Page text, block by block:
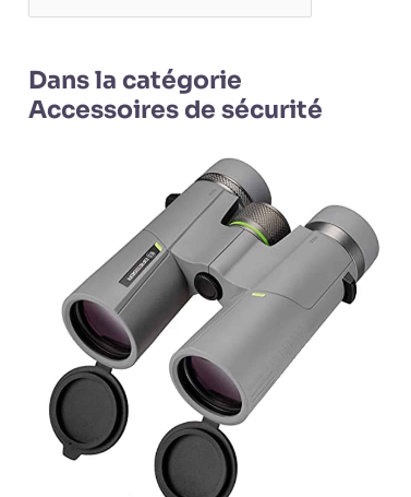
Dans la catégorie
Accessoires de sécurité